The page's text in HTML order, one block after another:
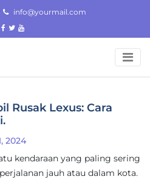
info@yourmail.com
Rusak Lexus: Cara
2024
kendaraan yang paling sering
jauh atau dalam kota.